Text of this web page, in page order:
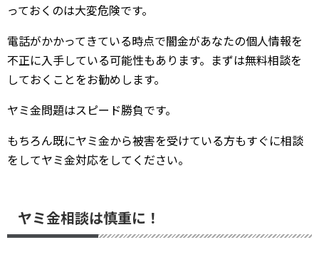
っておくのは大変危険です。
電話がかかってきている時点で闇金があなたの個人情報を
不正に入手している可能性もあります。まずは無料相談を
しておくことをお勧めします。
ヤミ金問題はスピード勝負です。
もちろん既にヤミ金から被害を受けている方もすぐに相談
をしてヤミ金対応をしてください。
ヤミ金相談は慎重に！